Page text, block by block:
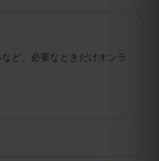
ど、必要なときだけオンラ